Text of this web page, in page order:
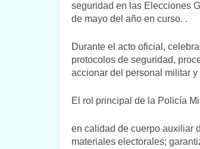
seguridad en las Elecciones
de mayo del año en curso. .
Durante el acto oficial,
protocolos de seguridad,
accionar del personal militar
El rol principal de la Policía
en calidad de cuerpo auxiliar
materiales electorales;